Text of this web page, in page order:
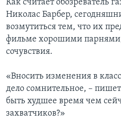
Как считает обозреватель
Николас Барбер,
возмутиться тем, что их
фильме хорошими
сочувствия.
«Вносить изменения в
дело сомнительное, –
быть худшее время чем
захватчиков?»